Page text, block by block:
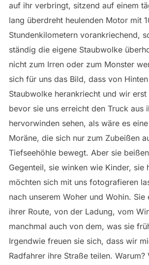
auf ihr verbringt, sitzend auf einem
lang überdreht heulenden Motor mit
Stundenkilometern vorankriechend,
ständig die eigene Staubwolke
nicht zum Irren oder zum Monster
sich für uns das Bild, dass von
Staubwolke herankriecht und wir
bevor sie uns erreicht den Truck aus
hervorwinden sehen, als wäre es
Moräne, die sich nur zum Zubeißen
Tiefseehöhle bewegt. Aber sie
Gegenteil, sie winken wie Kinder, sie
möchten sich mit uns fotografieren
nach unserem Woher und Wohin. Sie
ihrer Route, von der Ladung, vom
manchmal auch von dem, was sie
Irgendwie freuen sie sich, dass wir
Radfahrer ihre Straße teilen. Warum?